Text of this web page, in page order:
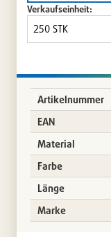
Verkaufseinheit:
Artikelnummer
EAN
Material
Farbe
Länge
Marke